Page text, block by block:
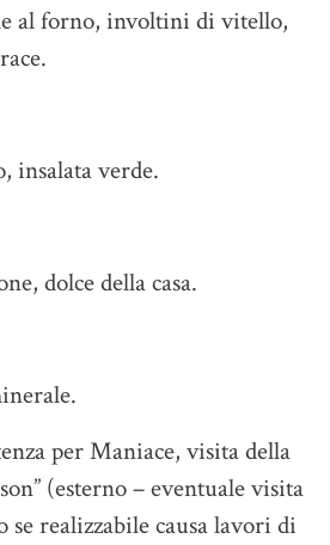
al forno, involtini di vitello,
insalata verde.
dolce della casa.
per Maniace, visita della
(esterno – eventuale visita
se realizzabile causa lavori di